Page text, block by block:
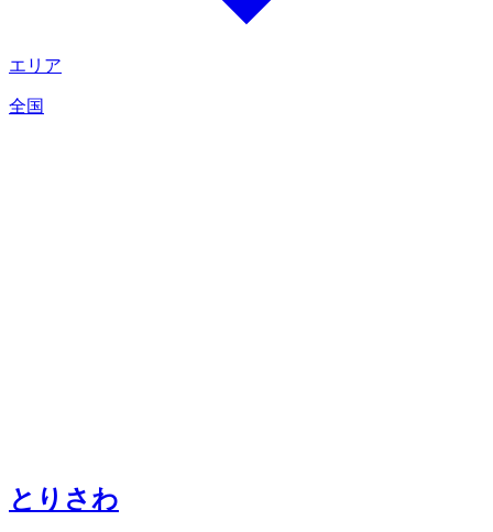
エリア
全国
とりさわ